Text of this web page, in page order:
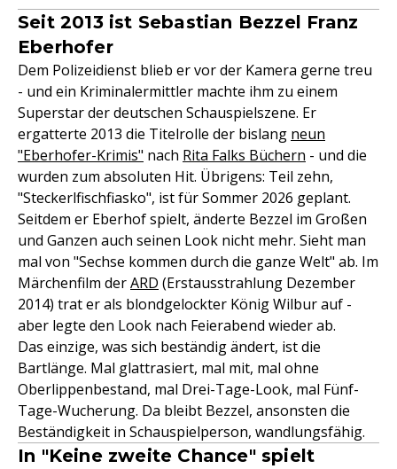
Seit 2013 ist Sebastian Bezzel Franz
Eberhofer
Dem Polizeidienst blieb er vor der Kamera gerne treu
- und ein Kriminalermittler machte ihm zu einem
Superstar der deutschen Schauspielszene. Er
ergatterte 2013 die Titelrolle der bislang neun
"Eberhofer-Krimis" nach Rita Falks Büchern - und die
wurden zum absoluten Hit. Übrigens: Teil zehn,
"Steckerlfischfiasko", ist für Sommer 2026 geplant.
Seitdem er Eberhof spielt, änderte Bezzel im Großen
und Ganzen auch seinen Look nicht mehr. Sieht man
mal von "Sechse kommen durch die ganze Welt" ab. Im
Märchenfilm derARD (Erstausstrahlung Dezember
2014) trat er als blondgelockter König Wilbur auf -
aber legte den Look nach Feierabend wieder ab.
Das einzige, was sich beständig ändert, ist die
Bartlänge. Mal glattrasiert, mal mit, mal ohne
Oberlippenbestand, mal Drei-Tage-Look, mal Fünf-
Tage-Wucherung. Da bleibt Bezzel, ansonsten die
Beständigkeit in Schauspielperson, wandlungsfähig.
In "Keine zweite Chance" spielt